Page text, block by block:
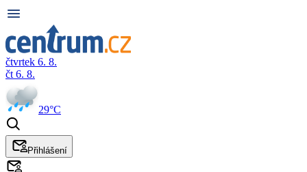
čtvrtek 6. 8.
čt 6. 8.
29°C
Přihlášení